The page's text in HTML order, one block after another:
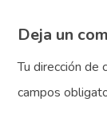
Deja un
Tu dirección de
campos